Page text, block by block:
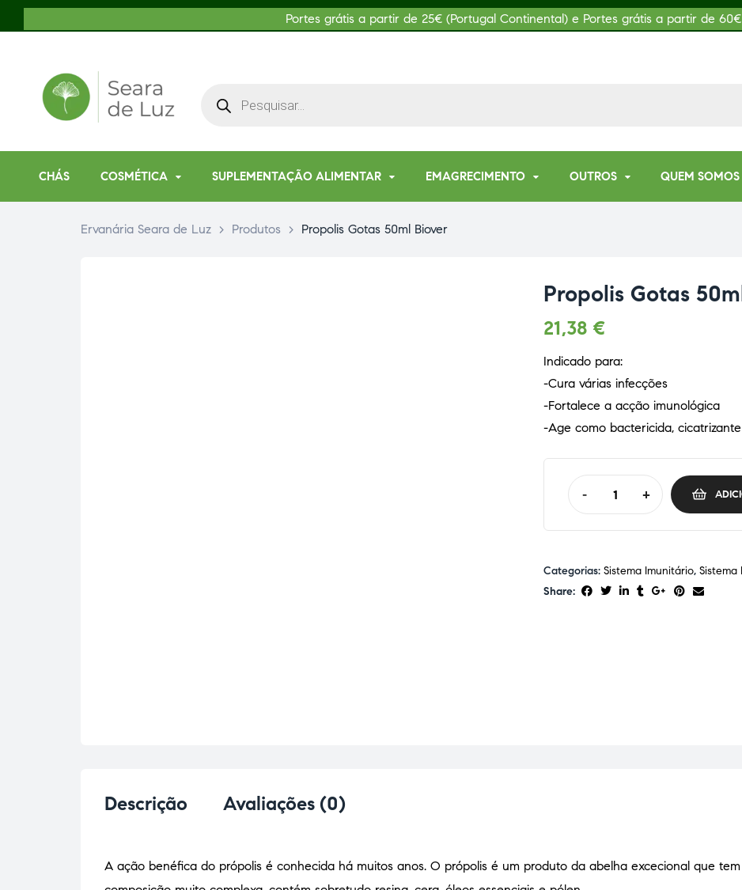
Portes grátis a partir de 25€ (Portugal Continental) e Portes grátis a partir de
CHÁS COSMÉTICA SUPLEMENTAÇÃO ALIMENTAR EMAGRECIMENTO OUTROS QUEM SOMOS
Ervanária Seara de Luz > Produtos > Propolis Gotas 50ml Biover
Propolis Gotas
21,38 €
Indicado para:
-Cura várias infecções
-Fortalece a acção imunológica
-Age como bactericida,
- +
Categorias: Sistema Imunitário, Sistema
Share:
Descrição Avaliações (0)
A ação benéfica do própolis é conhecida há muitos anos. O própolis é um produto da abelha excecional que